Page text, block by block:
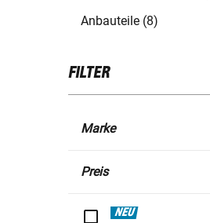
Anbauteile (8)
FILTER
Marke
Preis
NEU